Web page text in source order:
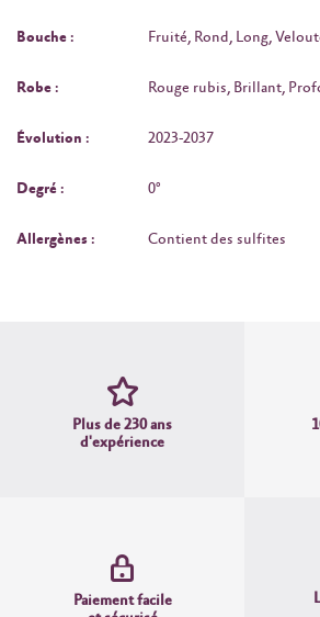
Bouche : Fruité, Rond, Long,
Robe : Rouge rubis, Brillant,
Évolution : 2023-2037
Degré : 0°
Allergènes : Contient des sulfites
Plus de 230 ans
d'expérience
Paiement facile